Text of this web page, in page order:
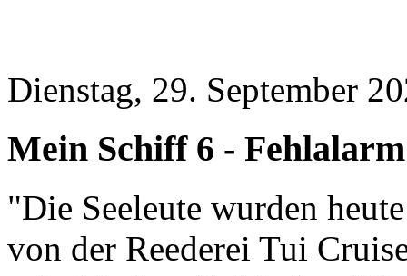
Dienstag, 29. September
Mein Schiff 6 -
"Die Seeleute wurden
von der Reederei Tui